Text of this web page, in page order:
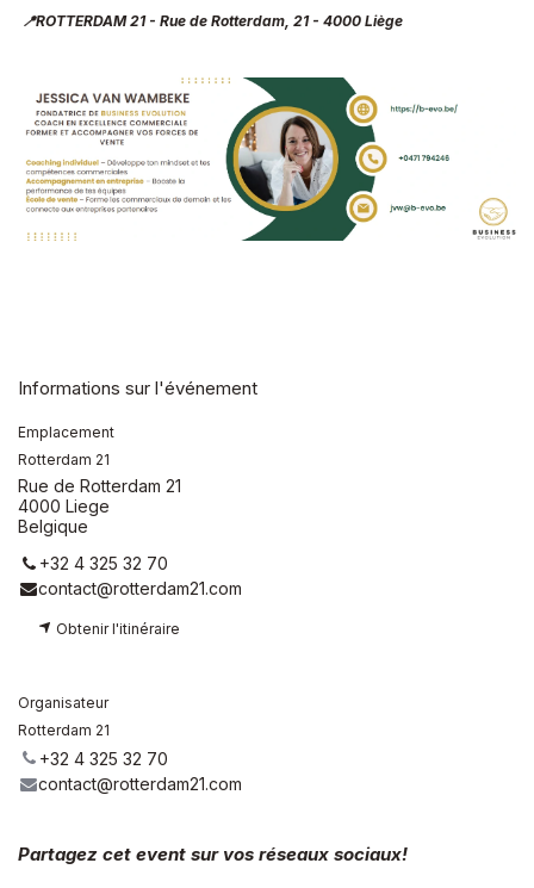
📍ROTTERDAM 21 - Rue de Rotterdam, 21 - 4000 Liège
Informations sur l'événement
Emplacement
Rotterdam 21
Rue de Rotterdam 21
4000 Liege
Belgique
+32 4 325 32 70
contact@rotterdam21.com
Obtenir l'itinéraire
Organisateur
Rotterdam 21
+32 4 325 32 70
contact@rotterdam21.com
Partagez cet event sur vos réseaux sociaux!